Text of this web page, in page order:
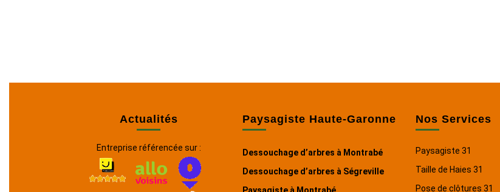
Actualités
Entreprise référencée sur :
Paysagiste Haute-Garonne
Dessouchage d’arbres à Montrabé
Dessouchage d’arbres à Ségreville
Nos Services
Paysagiste 31
Taille de Haies 31
Pose de clôtures 31